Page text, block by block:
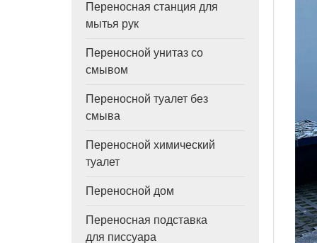
Переносная станция для
мытья рук
Переносной унитаз со
смывом
Переносной туалет без
смыва
Переносной химический
туалет
Переносной дом
Переносная подставка
для писсуара